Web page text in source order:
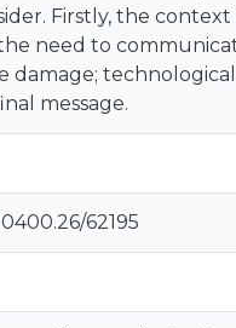
Firstly, the
need to
damage;
message.
62195